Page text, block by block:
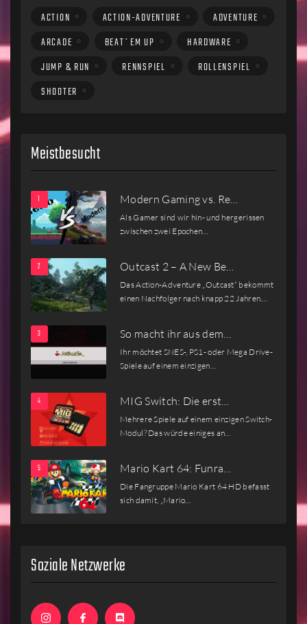
ACTION ACTION-ADVENTURE
ADVENTURE
ARCADE
BEAT´EM UP
HARDWARE
JUMP & RUN
RENNSPIEL
ROLLENSPIEL
SHOOTER
Meistbesucht
Modern Gaming vs. Re…
Als Gamer sind wir hin- und hergerissen
zwischen zwei Epochen…
Outcast 2 – A New Be…
Das Action-Adventure „Outcast“ bekommt
einen Nachfolger nach knapp 22 Jahren.…
So macht ihr aus dem…
Ihr möchtet SNES-, PS1- oder Mega Drive-
Spiele auf einem einzigen…
MIG Switch: Die erst…
Mehrere Spiele auf einem einzigen Switch-
Modul? Das würde einiges an…
Mario Kart 64: Funra…
Die Fangruppe Mario Kart 64 HD befasst
sich damit, „Mario…
Soziale Netzwerke